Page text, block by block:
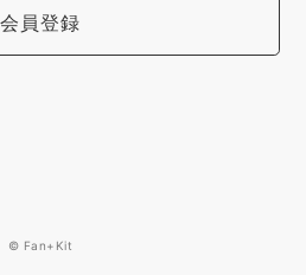
会員登録
© Fan+Kit